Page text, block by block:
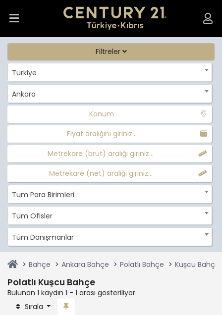
Filtreler
Türkiye
Ankara
Konum
Fiyat aralığını giriniz...
Metrekare (brüt) aralığı giriniz...
Metrekare (net) aralığı giriniz...
Tüm Para Birimleri
Tüm Ofisler
Tüm Danışmanlar
Bahçe Ankara Bahçe Polatlı Bahçe Kuşcu Bahçe
Polatlı Kuşcu Bahçe
Bulunan 1 kaydın 1 - 1 arası gösteriliyor.
Sırala